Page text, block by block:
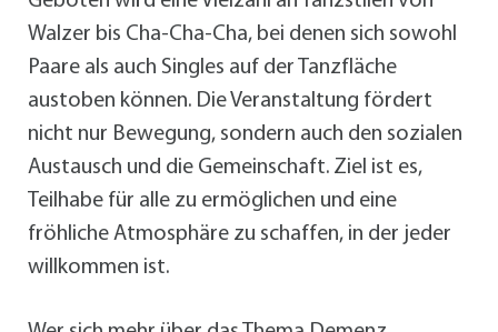
Walzer bis Cha-Cha-Cha, bei denen sich sowohl
Paare als auch Singles auf der Tanzfläche
austoben können. Die Veranstaltung fördert
nicht nur Bewegung, sondern auch den sozialen
Austausch und die Gemeinschaft. Ziel ist es,
Teilhabe für alle zu ermöglichen und eine
fröhliche Atmosphäre zu schaffen, in der jeder
willkommen ist.